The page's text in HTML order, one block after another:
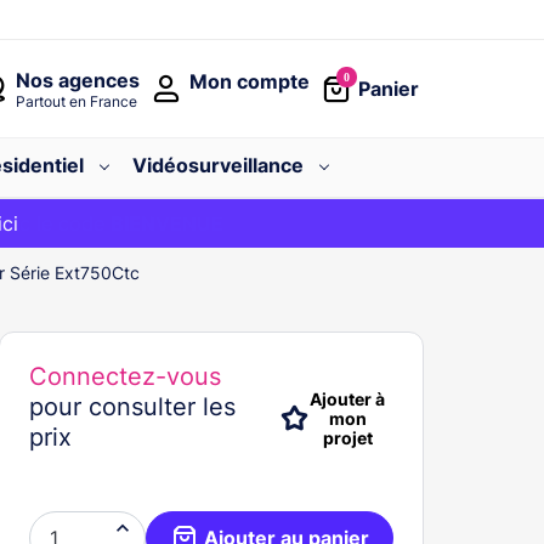
Nos agences
Partout en France
0
Panier
Mon compte
Vidéosurveillance
le code
Série Ext750Ctc
Connectez-vous
pour consulter les
prix
Ajouter à
mon
projet
 Ajouter au panier